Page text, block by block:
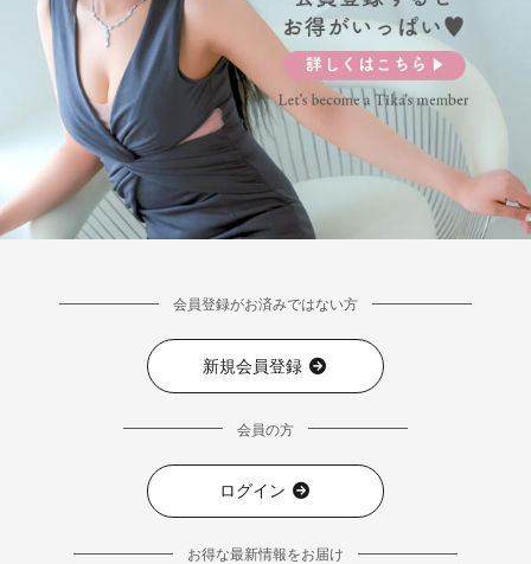
会員登録がお済みではない方
新規会員登録
会員の方
ログイン
お得な最新情報をお届け